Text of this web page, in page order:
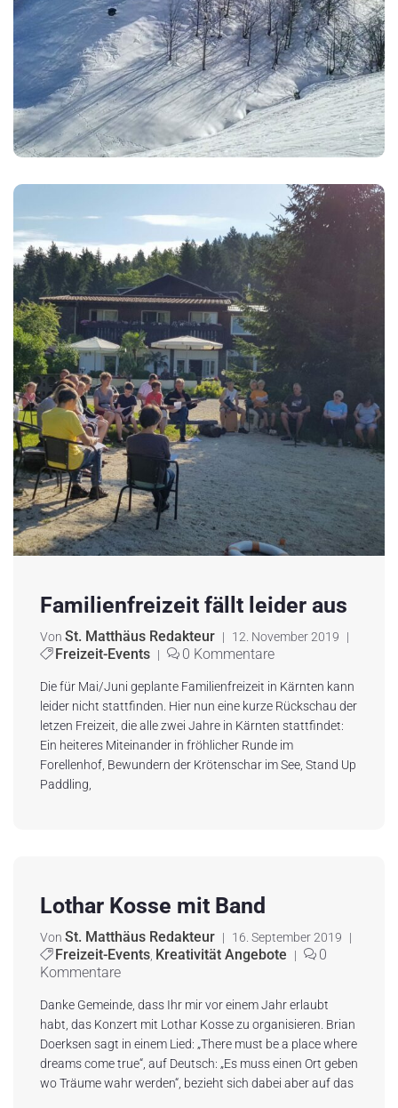
Familienfreizeit fällt leider aus
Von St. Matthäus Redakteur | 12. November 2019 |
Freizeit-Events | 0 Kommentare
Die für Mai/Juni geplante Familienfreizeit in Kärnten kann
leider nicht stattfinden. Hier nun eine kurze Rückschau der
letzen Freizeit, die alle zwei Jahre in Kärnten stattfindet:
Ein heiteres Miteinander in fröhlicher Runde im
Forellenhof, Bewundern der Krötenschar im See, Stand Up
Paddling,
Lothar Kosse mit Band
Von St. Matthäus Redakteur | 16. September 2019 |
Freizeit-Events, Kreativität Angebote |
0
Kommentare
Danke Gemeinde, dass Ihr mir vor einem Jahr erlaubt
habt, das Konzert mit Lothar Kosse zu organisieren. Brian
Doerksen sagt in einem Lied: „There must be a place where
dreams come true“, auf Deutsch: „Es muss einen Ort geben
wo Träume wahr werden“, bezieht sich dabei aber auf das